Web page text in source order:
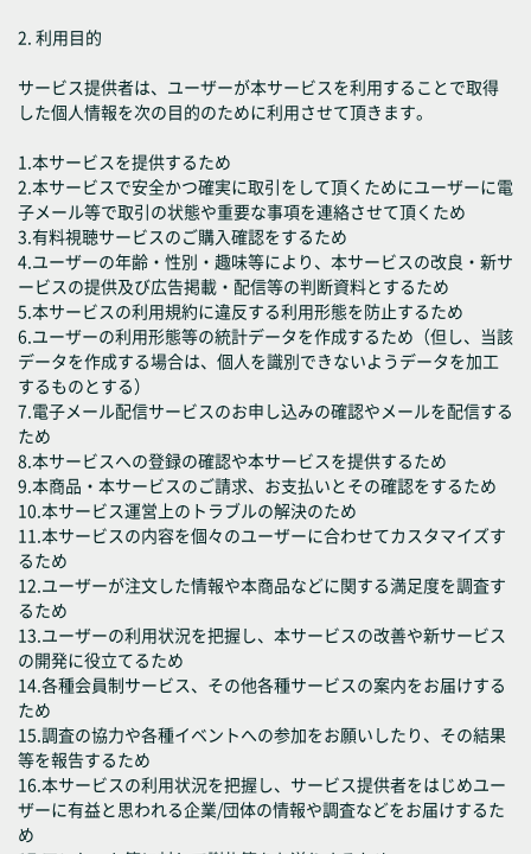
2. 利用目的
サービス提供者は、ユーザーが本サービスを利用することで取得
した個人情報を次の目的のために利用させて頂きます。
1.本サービスを提供するため
2.本サービスで安全かつ確実に取引をして頂くためにユーザーに電
子メール等で取引の状態や重要な事項を連絡させて頂くため
3.有料視聴サービスのご購入確認をするため
4.ユーザーの年齢・性別・趣味等により、本サービスの改良・新サ
ービスの提供及び広告掲載・配信等の判断資料とするため
5.本サービスの利用規約に違反する利用形態を防止するため
6.ユーザーの利用形態等の統計データを作成するため（但し、当該
データを作成する場合は、個人を識別できないようデータを加工
するものとする）
7.電子メール配信サービスのお申し込みの確認やメールを配信する
ため
8.本サービスへの登録の確認や本サービスを提供するため
9.本商品・本サービスのご請求、お支払いとその確認をするため
10.本サービス運営上のトラブルの解決のため
11.本サービスの内容を個々のユーザーに合わせてカスタマイズす
るため
12.ユーザーが注文した情報や本商品などに関する満足度を調査す
るため
13.ユーザーの利用状況を把握し、本サービスの改善や新サービス
の開発に役立てるため
14.各種会員制サービス、その他各種サービスの案内をお届けする
ため
15.調査の協力や各種イベントへの参加をお願いしたり、その結果
等を報告するため
16.本サービスの利用状況を把握し、サービス提供者をはじめユー
ザーに有益と思われる企業/団体の情報や調査などをお届けするた
め